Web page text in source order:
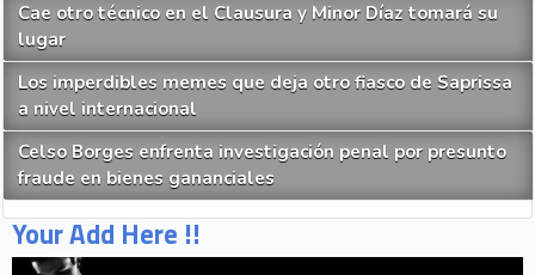
Cae otro técnico en el Clausura y Minor Díaz tomará su
lugar
Los imperdibles memes que deja otro fiasco de Saprissa
a nivel internacional
Celso Borges enfrenta investigación penal por presunto
fraude en bienes gananciales
Your Add Here !!